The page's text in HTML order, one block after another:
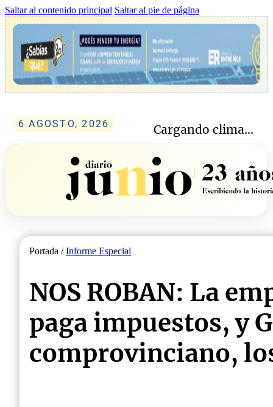
Saltar al contenido principal Saltar al pie de página
6 AGOSTO, 2026 Cargando clima...
Portada /Informe Especial
NOS ROBAN: La
paga impuestos, y
comprovinciano,